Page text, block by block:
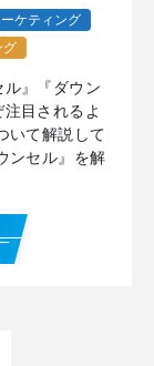
ケティング
グ
』『ダウン
目されるよ
いて解説して
ンセル』を解